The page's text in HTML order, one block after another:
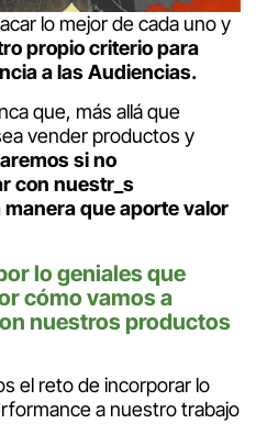
lo mejor de cada uno y
propio criterio para
a las Audiencias.
que, más allá que
vender productos y
si no
con nuestr_s
que aporte valor
lo geniales que
cómo vamos a
nuestros productos
el reto de incorporar lo
a nuestro trabajo